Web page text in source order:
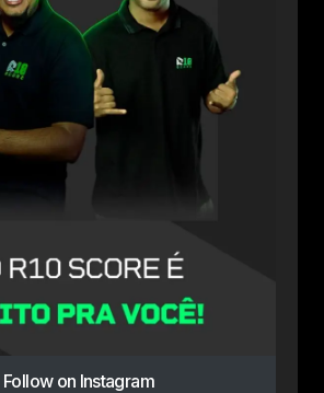
Follow on Instagram